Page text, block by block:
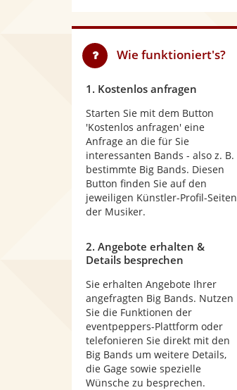
Wie funktioniert's?
1. Kostenlos anfragen
Starten Sie mit dem Button
'Kostenlos anfragen' eine
Anfrage an die für Sie
interessanten Bands - also z. B.
bestimmte Big Bands. Diesen
Button finden Sie auf den
jeweiligen Künstler-Profil-Seiten
der Musiker.
2. Angebote erhalten &
Details besprechen
Sie erhalten Angebote Ihrer
angefragten Big Bands. Nutzen
Sie die Funktionen der
eventpeppers-Plattform oder
telefonieren Sie direkt mit den
Big Bands um weitere Details,
die Gage sowie spezielle
Wünsche zu besprechen.